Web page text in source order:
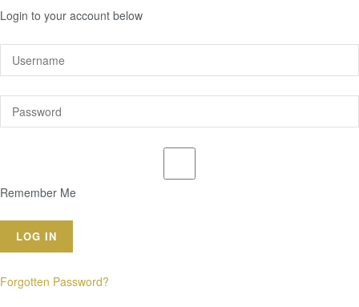
Login to your account below
Remember Me
Forgotten Password?